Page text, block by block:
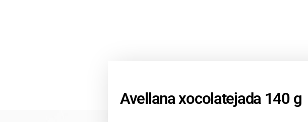
Avellana xocolatejada 140 g